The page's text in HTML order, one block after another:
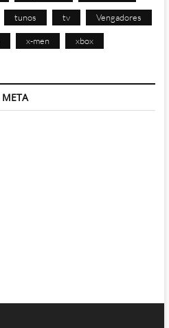
tunos tv Vengadores
x-men xbox
META